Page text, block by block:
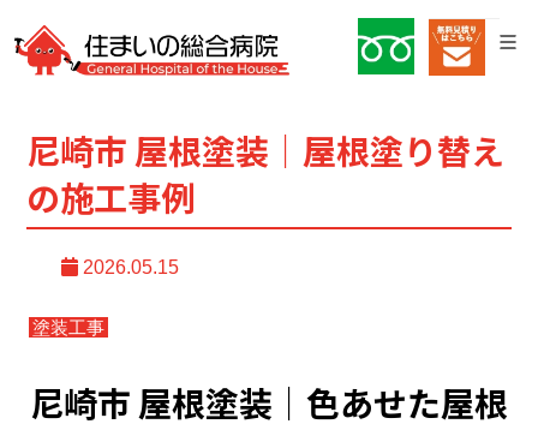
尼崎市 屋根塗装｜屋根塗り替え
の施工事例
2026.05.15
塗装工事
尼崎市 屋根塗装｜色あせた屋根